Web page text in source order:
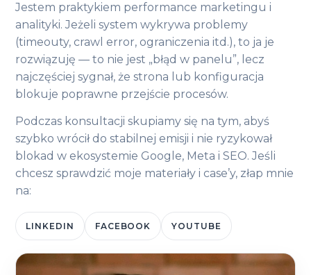
Jestem praktykiem performance marketingu i
analityki. Jeżeli system wykrywa problemy
(timeouty, crawl error, ograniczenia itd.), to ja je
rozwiązuję — to nie jest „błąd w panelu”, lecz
najczęściej sygnał, że strona lub konfiguracja
blokuje poprawne przejście procesów.
Podczas konsultacji skupiamy się na tym, abyś
szybko wrócił do stabilnej emisji i nie ryzykował
blokad w ekosystemie Google, Meta i SEO. Jeśli
chcesz sprawdzić moje materiały i case’y, złap mnie
na:
LINKEDIN FACEBOOK YOUTUBE